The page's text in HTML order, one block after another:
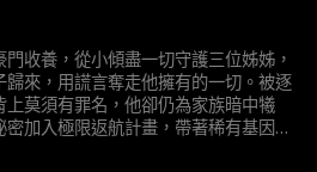
了什麼……
門收養，從小傾盡一切守護三位姊姊，
歸來，用謊言奪走他擁有的一切。被逐
上莫須有罪名，他卻仍為家族暗中犧
密加入極限返航計畫，帶著稀有基因獨